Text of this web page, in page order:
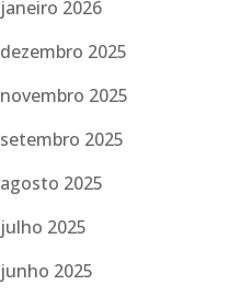
janeiro 2026
dezembro 2025
novembro 2025
setembro 2025
agosto 2025
julho 2025
junho 2025